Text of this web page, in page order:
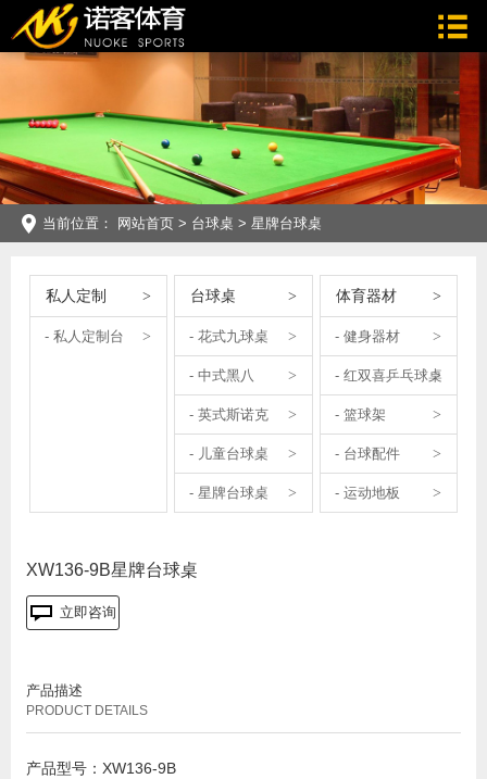
当前位置： 网站首页 > 台球桌 > 星牌台球桌
私人定制
- 私人定制台
台球桌
- 花式九球桌
- 中式黑八
- 英式斯诺克
- 儿童台球桌
- 星牌台球桌
体育器材
- 健身器材
- 红双喜乒乓球桌
- 篮球架
- 台球配件
- 运动地板
XW136-9B星牌台球桌
立即咨询
产品描述
PRODUCT DETAILS
产品型号：XW136-9B